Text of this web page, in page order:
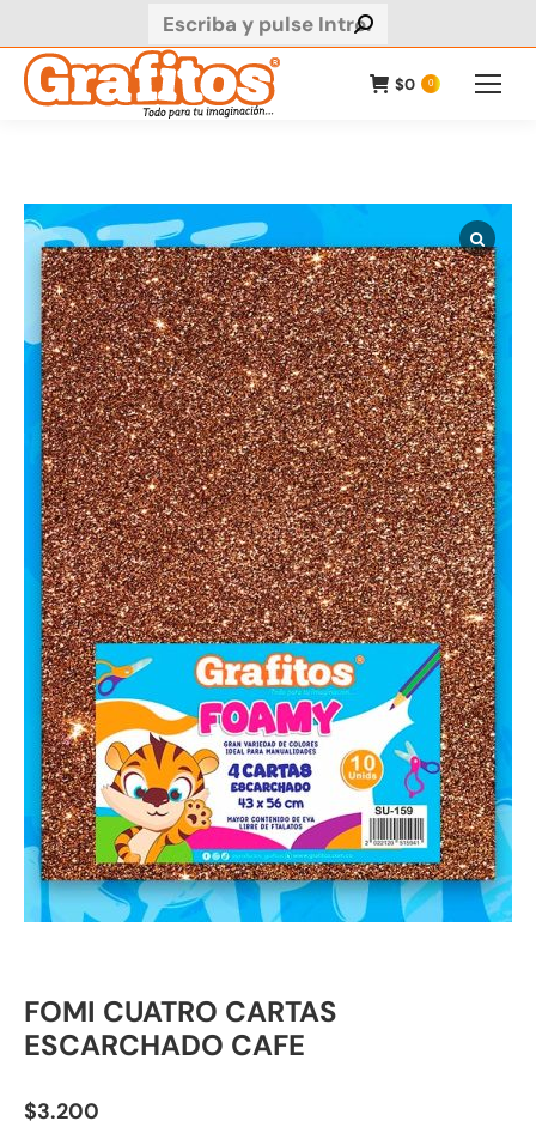
Buscar:
$0 0
FOMI CUATRO CARTAS
ESCARCHADO CAFE
$3.200